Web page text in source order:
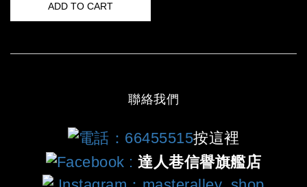
ADD TO CART
聯絡我們
電話：66455515按這裡
Facebook :達人巷信譽旗艦店